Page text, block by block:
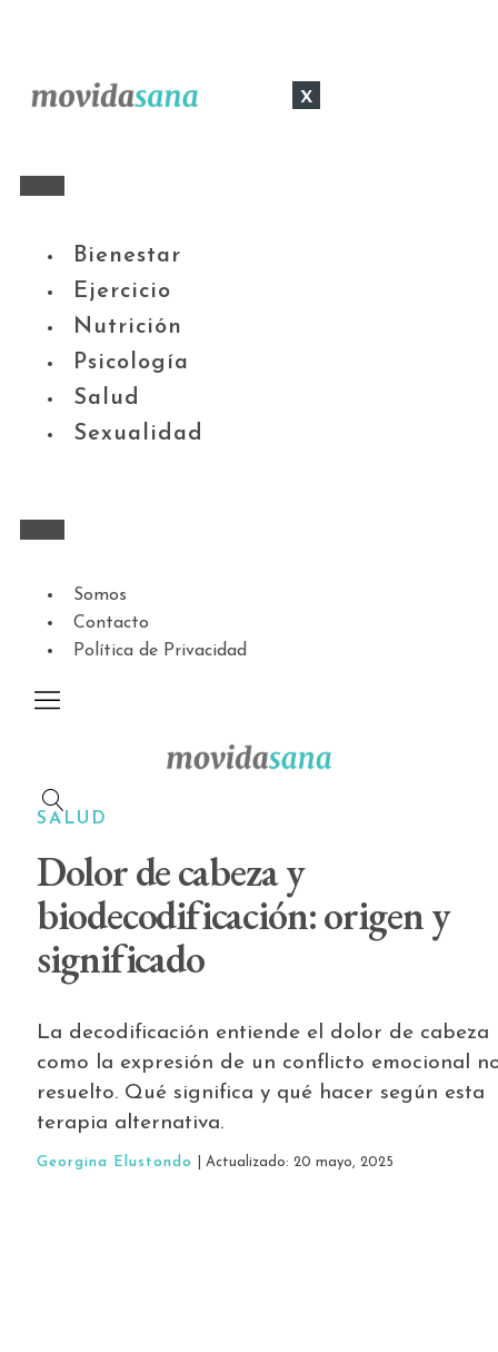
x
Bienestar
Ejercicio
Nutrición
Psicología
Salud
Sexualidad
Somos
Contacto
Política de Privacidad
SALUD
Dolor de cabeza y
biodecodificación: origen y
significado
La decodificación entiende el dolor de cabeza
como la expresión de un conflicto emocional
resuelto. Qué significa y qué hacer según esta
terapia alternativa.
Georgina Elustondo | Actualizado: 20 mayo, 2025